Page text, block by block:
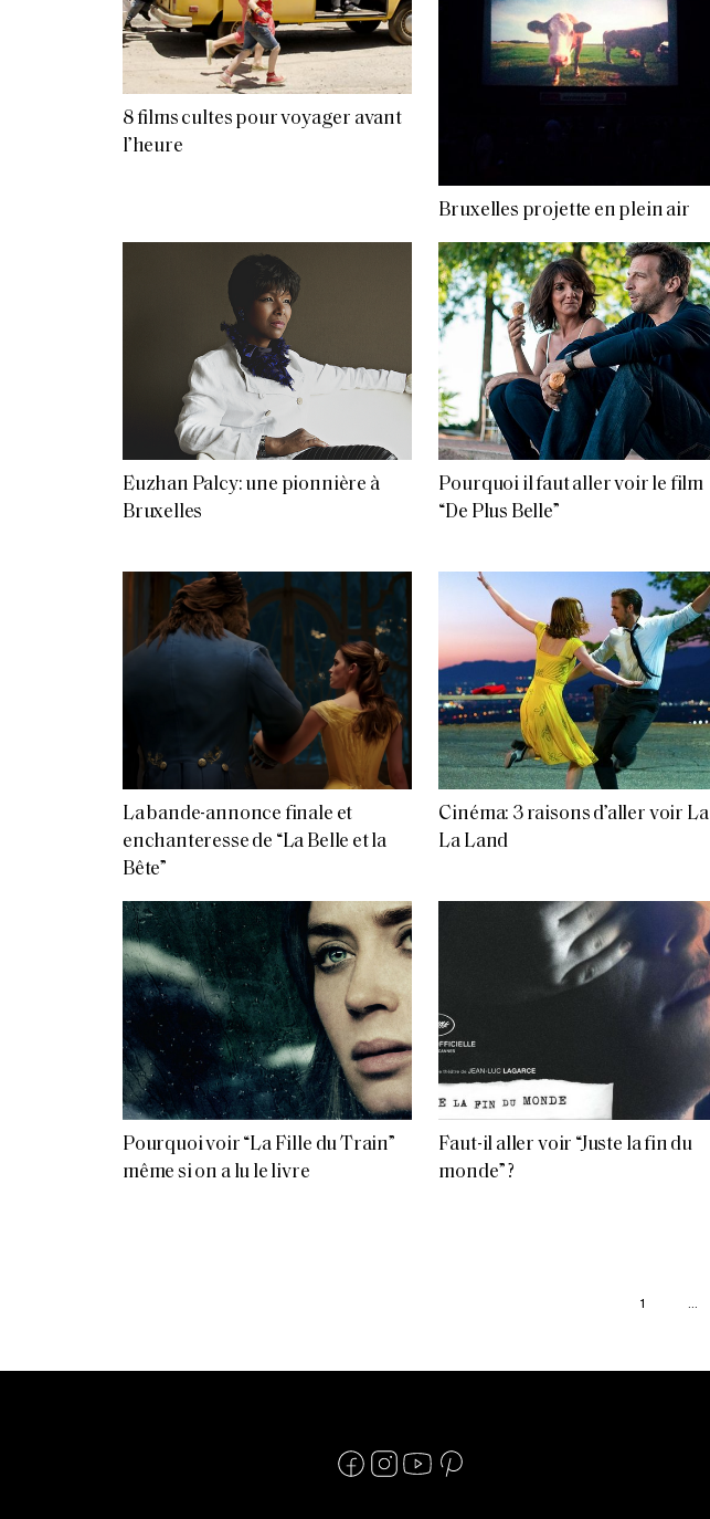
8 films cultes pour voyager avant
l’heure
Bruxelles projette en plein air
Euzhan Palcy: une pionnière à
Bruxelles
Pourquoi il faut aller voir le film
“De Plus Belle”
La bande-annonce finale et
enchanteresse de “La Belle et la
Bête”
Cinéma: 3 raisons d’aller voir La
La Land
Pourquoi voir “La Fille du Train”
même si on a lu le livre
Faut-il aller voir “Juste la fin du
monde” ?
1 …